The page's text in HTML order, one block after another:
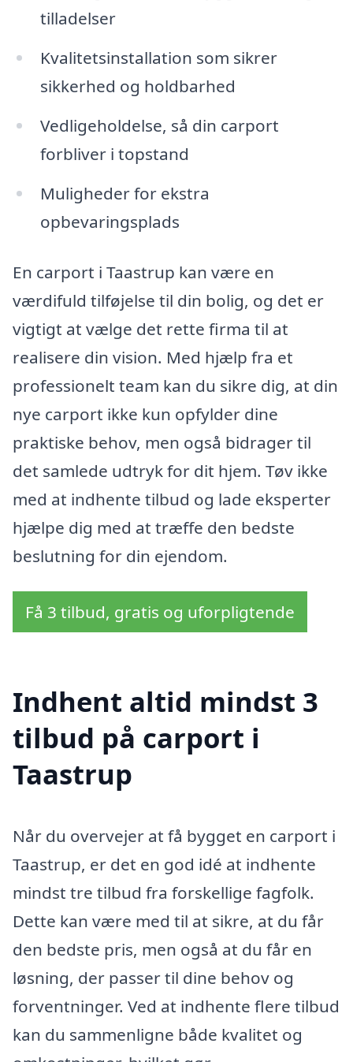
tilladelser
Kvalitetsinstallation som sikrer
sikkerhed og holdbarhed
Vedligeholdelse, så din carport
forbliver i topstand
Muligheder for ekstra
opbevaringsplads
En carport i Taastrup kan være en
værdifuld tilføjelse til din bolig, og det er
vigtigt at vælge det rette firma til at
realisere din vision. Med hjælp fra et
professionelt team kan du sikre dig, at din
nye carport ikke kun opfylder dine
praktiske behov, men også bidrager til
det samlede udtryk for dit hjem. Tøv ikke
med at indhente tilbud og lade eksperter
hjælpe dig med at træffe den bedste
beslutning for din ejendom.
Få 3 tilbud, gratis og uforpligtende
Indhent altid mindst 3
tilbud på carport i
Taastrup
Når du overvejer at få bygget en carport i
Taastrup, er det en god idé at indhente
mindst tre tilbud fra forskellige fagfolk.
Dette kan være med til at sikre, at du får
den bedste pris, men også at du får en
løsning, der passer til dine behov og
forventninger. Ved at indhente flere tilbud
kan du sammenligne både kvalitet og